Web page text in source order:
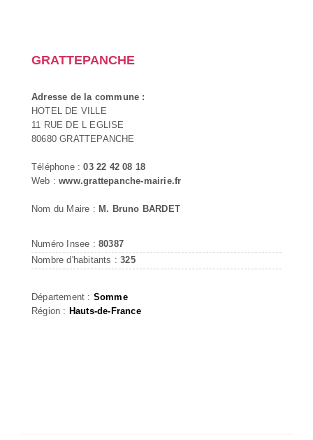
GRATTEPANCHE
Adresse de la commune :
HOTEL DE VILLE
11 RUE DE L EGLISE
80680 GRATTEPANCHE
Téléphone :03 22 42 08 18
Web :www.grattepanche-mairie.fr
Nom du Maire : M. Bruno BARDET
Numéro Insee : 80387
Nombre d'habitants :325
Département : Somme
Région : Hauts-de-France